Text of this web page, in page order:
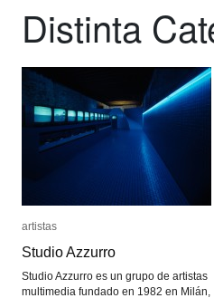
Distinta
artistas
Studio Azzurro
Studio Azzurro es un grupo de artistas
multimedia fundado en 1982 en Milán,
artistas
Studio Azzurro